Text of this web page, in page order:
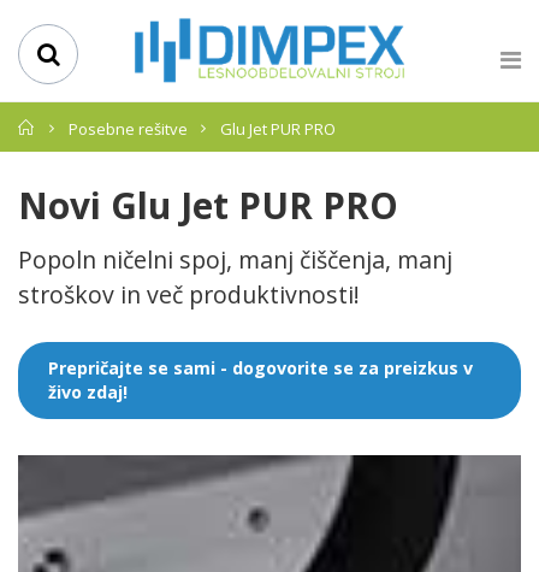
Domov
Posebne rešitve Glu Jet PUR PRO
Novi Glu Jet PUR PRO
Popoln ničelni spoj, manj čiščenja, manj
stroškov in več produktivnosti!
Prepričajte se sami - dogovorite se za preizkus v
živo zdaj!